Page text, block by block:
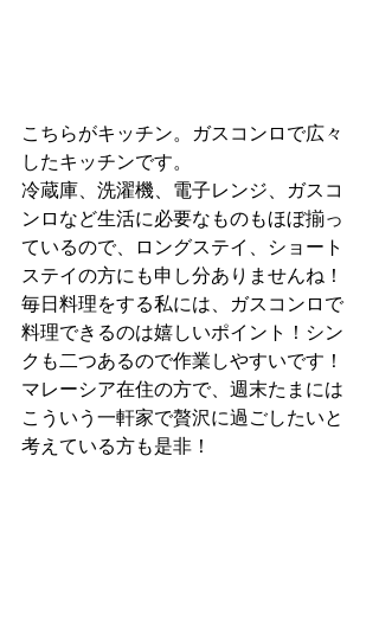
こちらがキッチン。ガスコンロで広々
したキッチンです。
冷蔵庫、洗濯機、電子レンジ、ガスコ
ンロなど生活に必要なものもほぼ揃っ
ているので、ロングステイ、ショート
ステイの方にも申し分ありませんね！
毎日料理をする私には、ガスコンロで
料理できるのは嬉しいポイント！シン
クも二つあるので作業しやすいです！
マレーシア在住の方で、週末たまには
こういう一軒家で贅沢に過ごしたいと
考えている方も是非！